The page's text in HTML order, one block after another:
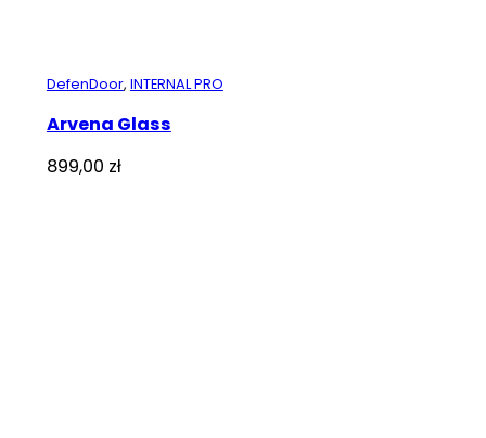
DefenDoor, INTERNAL PRO
Arvena Glass
899,00 zł